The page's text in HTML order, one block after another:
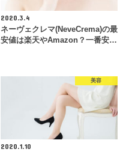
2020.3.4
ネーヴェクレマ(NeveCrema)の最
安値は楽天やAmazon？一番安…
美容
2020.1.10